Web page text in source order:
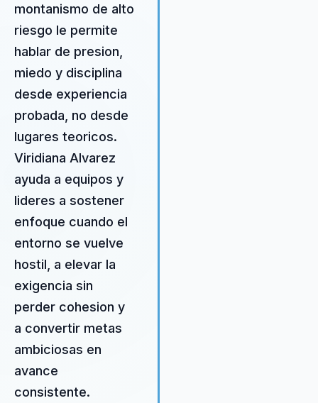
montanismo de alto
riesgo le permite
hablar de presion,
miedo y disciplina
desde experiencia
probada, no desde
lugares teoricos.
Viridiana Alvarez
ayuda a equipos y
lideres a sostener
enfoque cuando el
entorno se vuelve
hostil, a elevar la
exigencia sin
perder cohesion y
a convertir metas
ambiciosas en
avance
consistente.